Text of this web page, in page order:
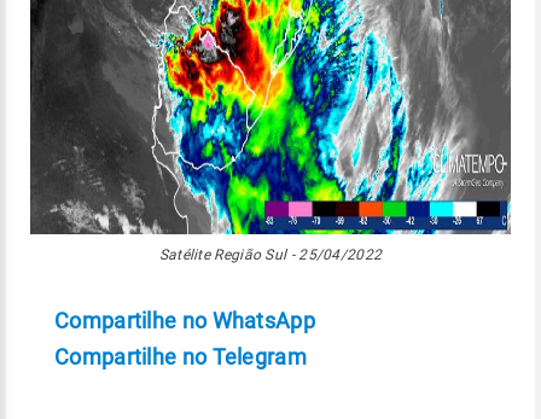
Satélite Região Sul - 25/04/2022
Compartilhe no WhatsApp
Compartilhe no Telegram